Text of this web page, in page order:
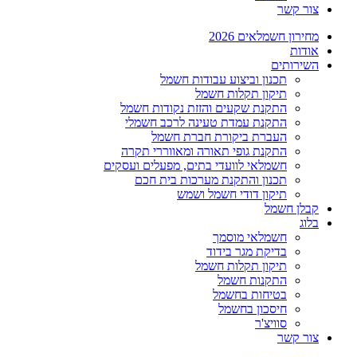
צור קשר
מחירון חשמלאים 2026
אודות
השירותים
תכנון וביצוע עבודות חשמל
תיקון תקלות חשמל
התקנת שקעים והזזת נקודות חשמל
התקנת עמדת טעינה לרכב חשמלי
העברת ביקורת חברת חשמל
התקנת גופי תאורה ומאווררי תקרה
חשמלאי לוועדי בתים, מפעלים ועסקים
תכנון והתקנת מערכות בית חכם
תיקון דודי חשמל ושמש
קבלן חשמל
בלוג
חשמלאי מוסמך
בדיקת מגר בידוד
תיקון תקלות חשמל
התקנות חשמל
בטיחות בחשמל
חיסכון בחשמל
סוויצ'ר
צור קשר